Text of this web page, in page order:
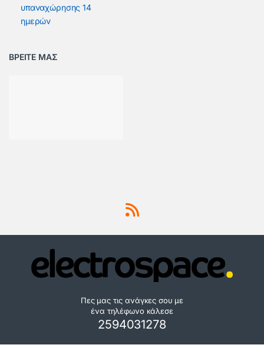
υπαναχώρησης 14
ημερών
ΒΡΕΙΤΕ ΜΑΣ
Πες μας τις ανάγκες σου με
ένα τηλέφωνο κάλεσε
2594031278